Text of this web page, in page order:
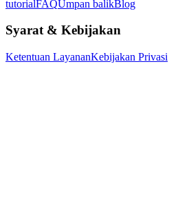
tutorialFAQUmpan balikBlog
Syarat & Kebijakan
Ketentuan LayananKebijakan Privasi